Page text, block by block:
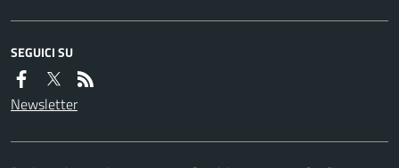
SEGUICI SU
Newsletter